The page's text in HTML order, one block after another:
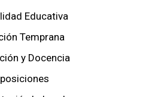
Educativa
Temprana
y Docencia